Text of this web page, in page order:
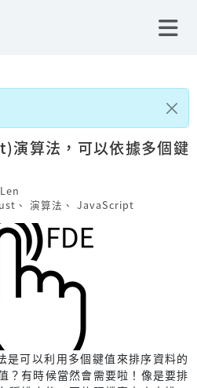
演算法，可以依據多個鍵
、 演算法 、 JavaScript
可以利用多個鍵值來排序資料的
？有時候當然會需要啦！像是要排